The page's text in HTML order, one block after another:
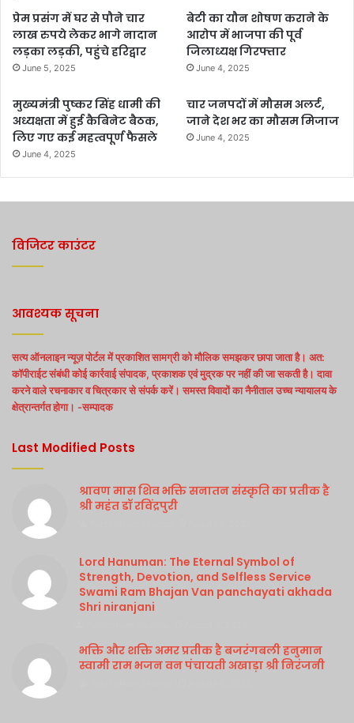
प्रेम प्रसंग में घर से पौने चार
लाख रुपये लेकर भागे नादान
लड़का लड़की, पहुंचे हरिद्वार
June 5, 2025
बेटी का यौन शोषण कराने के
आरोप में भाजपा की पूर्व
जिलाध्यक्ष गिरफ्तार
June 4, 2025
मुख्यमंत्री पुष्कर सिंह धामी की
अध्यक्षता में हुई कैबिनेट बैठक,
लिए गए कई महत्वपूर्ण फैसले
June 4, 2025
चार जनपदों में मौसम अलर्ट,
जाने देश भर का मौसम मिजाज
June 4, 2025
विजिटर काउंटर
आवश्यक सूचना
सत्य ऑनलाइन न्यूज़ पोर्टल में प्रकाशित सामग्री को मौलिक समझकर छापा जाता है। अत:
कॉपीराईट संबंधी कोई कार्रवाई संपादक, प्रकाशक एवं मुद्रक पर नहीं की जा सकती है। दावा
करने वाले रचनाकार व चित्रकार से संपर्क करें। समस्त विवादों का नैनीताल उच्च न्यायालय के
क्षेत्रान्तर्गत होगा। -सम्पादक
Last Modified Posts
श्रावण मास शिव भक्ति सनातन संस्कृति का प्रतीक है
श्री महंत डॉ रविंद्रपुरी
Lord Hanuman: The Eternal Symbol of
Strength, Devotion, and Selfless Service
Swami Ram Bhajan Van panchayati akhada
Shri niranjani
भक्ति और शक्ति अमर प्रतीक है बजरंगबली हनुमान
स्वामी राम भजन वन पंचायती अखाड़ा श्री निरंजनी